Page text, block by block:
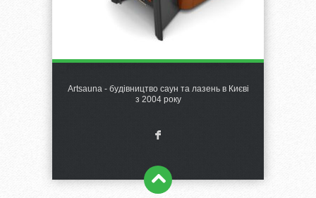
Artsauna - будівництво саун та лазень в Києві
з 2004 року
F